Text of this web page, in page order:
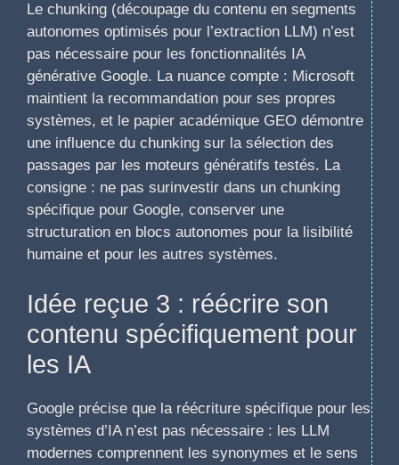
Le chunking (découpage du contenu en segments
autonomes optimisés pour l’extraction LLM) n’est
pas nécessaire pour les fonctionnalités IA
générative Google. La nuance compte : Microsoft
maintient la recommandation pour ses propres
systèmes, et le papier académique GEO démontre
une influence du chunking sur la sélection des
passages par les moteurs génératifs testés. La
consigne : ne pas surinvestir dans un chunking
spécifique pour Google, conserver une
structuration en blocs autonomes pour la lisibilité
humaine et pour les autres systèmes.
Idée reçue 3 : réécrire son
contenu spécifiquement pour
les IA
Google précise que la réécriture spécifique pour les
systèmes d’IA n’est pas nécessaire : les LLM
modernes comprennent les synonymes et le sens